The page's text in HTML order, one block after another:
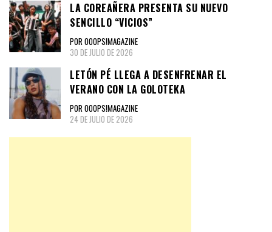
LA COREAÑERA PRESENTA SU NUEVO
SENCILLO “VICIOS”
POR OOOPS!MAGAZINE
30 DE JULIO DE 2026
LETÓN PÉ LLEGA A DESENFRENAR EL
VERANO CON LA GOLOTEKA
POR OOOPS!MAGAZINE
24 DE JULIO DE 2026